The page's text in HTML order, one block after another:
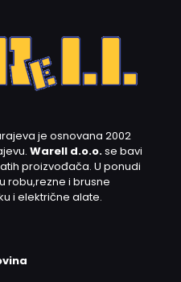
je osnovana 2002
Warell d.o.o.se bavi
proizvođača. U ponudi
robu,rezne i brusne
i električne alate.